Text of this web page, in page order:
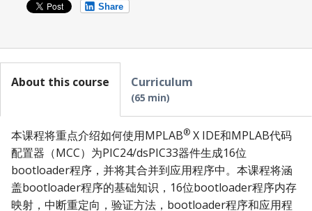
Share
About this course
本课程将重点介绍如何使用MPLAB® X IDE和MPLAB代码
配置器（MCC）为PIC24/dsPIC33器件生成16位
bootloader程序，并将其合并到应用程序中。本课程将涵
盖bootloader程序的基础知识，16位bootloader程序内存
映射，中断重定向，验证方法，bootloader程序和应用程
Curriculum
65 min